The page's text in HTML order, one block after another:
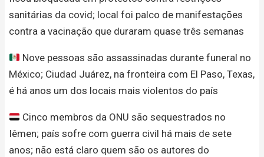
sanitárias da covid; local foi palco de manifestações
contra a vacinação que duraram quase três semanas
Nove pessoas são assassinadas durante funeral no
México; Ciudad Juárez, na fronteira com El Paso, Texas,
é há anos um dos locais mais violentos do país
Cinco membros da ONU são sequestrados no
Iêmen; país sofre com guerra civil há mais de sete
anos; não está claro quem são os autores do